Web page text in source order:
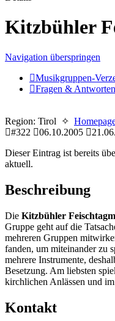
Kitzbühler
Navigation überspringen
Musikgruppen-
Fragen & Antworten
Region: Tirol ✧
#322
06.10.2005
Dieser Eintrag ist bereits
aktuell.
Beschreibung
Die Kitzbühler
Gruppe geht auf die
mehreren Gruppen
fanden, um miteinander zu
mehrere Instrumente,
Besetzung. Am liebsten
kirchlichen Anlässen und
Kontakt